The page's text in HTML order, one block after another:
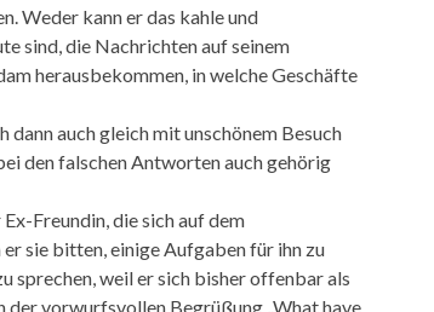
Weder kann er das kahle und
sind, die Nachrichten auf seinem
herausbekommen, in welche Geschäfte
dann auch gleich mit unschönem Besuch
den falschen Antworten auch gehörig
Freundin, die sich auf dem
sie bitten, einige Aufgaben für ihn zu
sprechen, weil er sich bisher offenbar als
der vorwurfsvollen Begrüßung „What have